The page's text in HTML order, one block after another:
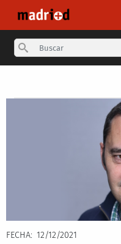
FECHA
12/12/2021